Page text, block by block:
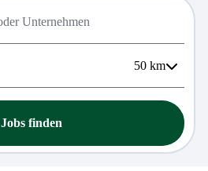
50 km
Jobs finden